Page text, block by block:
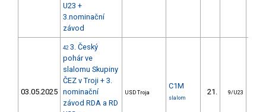
U23 +
3.nominační
závod
03.05.2025
42 3. Český
pohár ve
slalomu Skupiny
ČEZ v Troji + 3.
nominační
závod RDA a RD
USD Troja
C1M
slalom
21. 9/U23